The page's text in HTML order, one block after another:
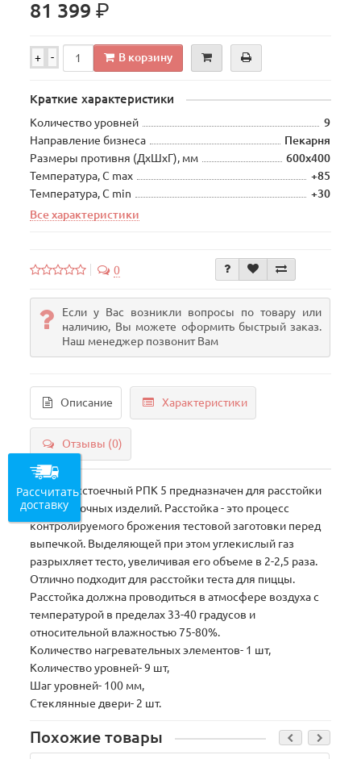
81 399р.
+ - В корзину
Краткие характеристики
Количество уровней
9
Направление бизнеса
Пекарня
Размеры противня (ДхШхГ), мм
600х400
Температура, С max
+85
Температура, С min
+30
Все характеристики
0
Если у Вас возникли вопросы по товару или
наличию, Вы можете оформить быстрый заказ.
Наш менеджер позвонит Вам
Описание Характеристики
Отзывы (0)
Шкаф расстоечный РПК 5 предназначен для расстойки
хлебобулочных изделий. Расстойка - это процесс
контролируемого брожения тестовой заготовки перед
выпечкой. Выделяющей при этом углекислый газ
разрыхляет тесто, увеличивая его объеме в 2-2,5 раза.
Отлично подходит для расстойки теста для пиццы.
Расстойка должна проводиться в атмосфере воздуха с
температурой в пределах 33-40 градусов и
относительной влажностью 75-80%.
Количество нагревательных элементов- 1 шт,
Количество уровней- 9 шт,
Шаг уровней- 100 мм,
Стеклянные двери- 2 шт.
Похожие товары
Рассчитать
доставку